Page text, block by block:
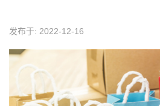
发布于: 2022-12-16